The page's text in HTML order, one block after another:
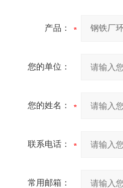
产品：
您的单位：
您的姓名：
联系电话：
常用邮箱：